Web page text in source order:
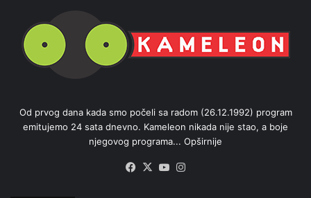
Od prvog dana kada smo počeli sa radom (26.12.1992) program
emitujemo 24 sata dnevno. Kameleon nikada nije stao, a boje
njegovog programa... Opširnije
Facebook
X YouTube